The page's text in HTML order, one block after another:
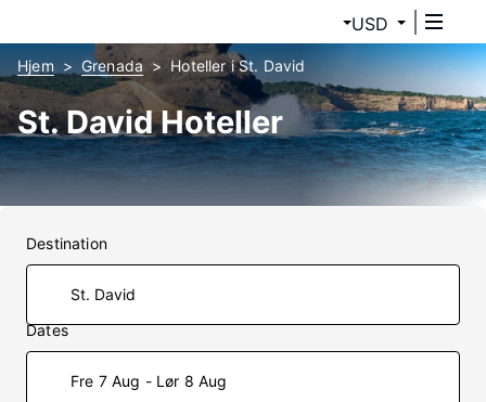
USD
Hjem Grenada Hoteller i St. David
St. David Hoteller
Destination
Dates
Fre 7 Aug - Lør 8 Aug